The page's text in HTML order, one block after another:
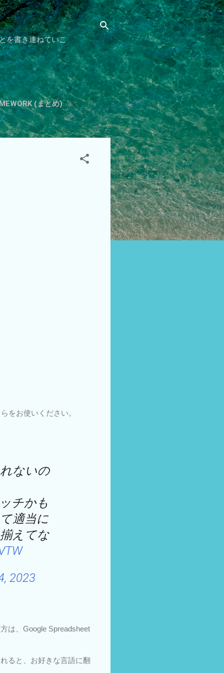
を書き連ねていこ
(まとめ)
をお使いください。
ないの
チかも
適当に
えてな
2023
は、Google Spreadsheet
ると、お好きな言語に翻